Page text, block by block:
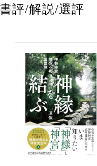
評/解説/選評